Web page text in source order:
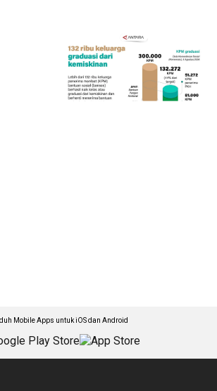
Mobile Apps untuk iOS dan Android